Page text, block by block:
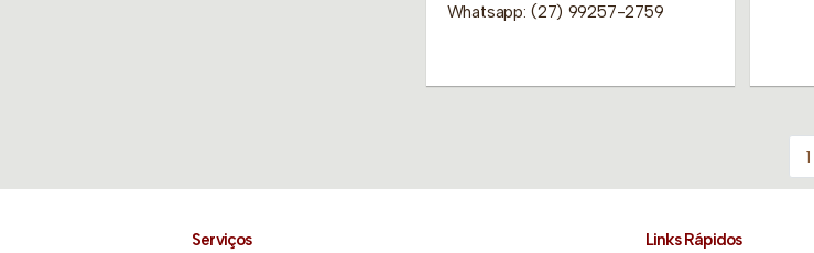
Whatsapp: (27) 99257-2759
1
Serviços Links Rápidos